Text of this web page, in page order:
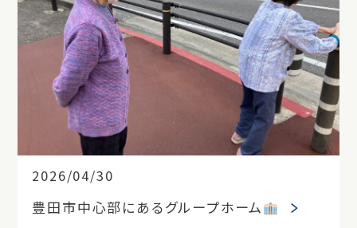
2026/04/30
豊田市中心部にあるグループホーム